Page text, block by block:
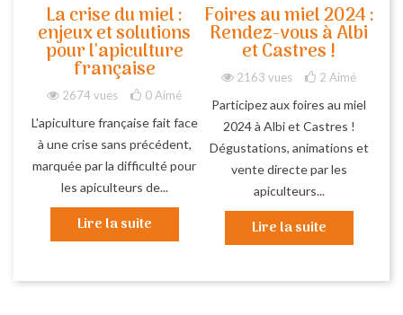
La crise du miel :
enjeux et solutions
pour l'apiculture
française
2674 vues 0Aimé
L'apiculture française fait face
à une crise sans précédent,
marquée par la difficulté pour
les apiculteurs de...
Lire la suite
Foires au miel 2024 :
Rendez-vous à Albi
et Castres !
2163 vues 2 Aimé
Participez aux foires au miel
2024 à Albi et Castres !
Dégustations, animations et
vente directe par les
apiculteurs...
Lire la suite